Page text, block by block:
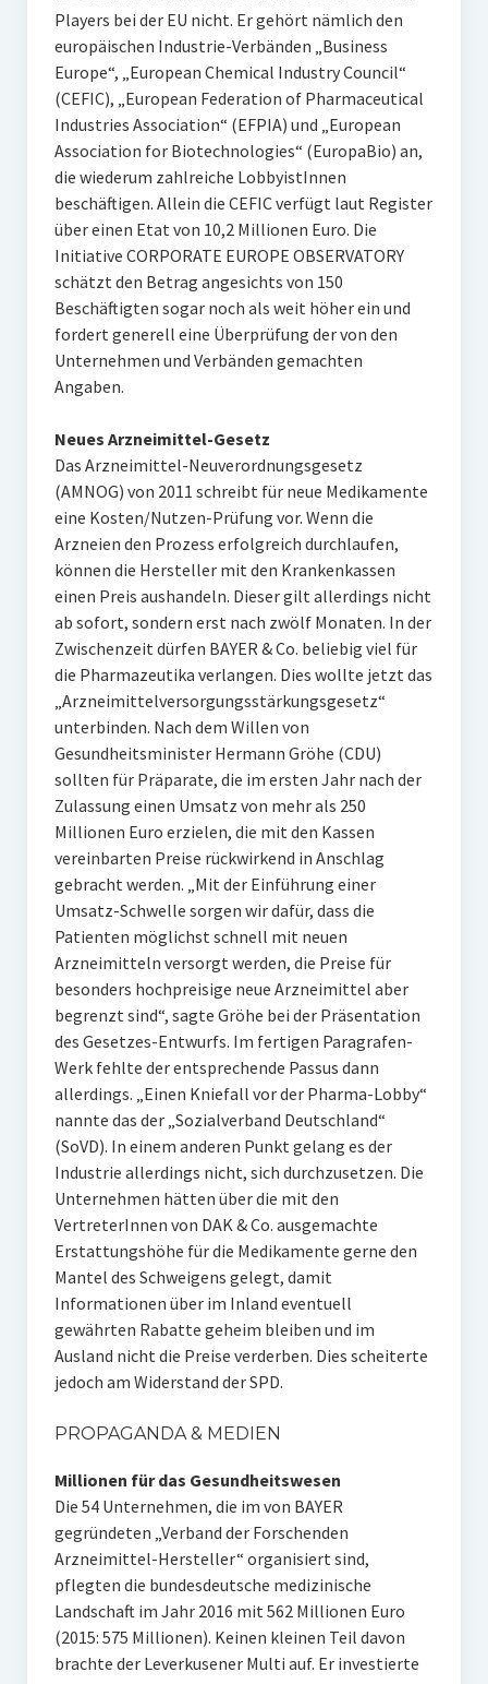
Players bei der EU nicht. Er gehört nämlich den
europäischen Industrie-Verbänden „Business
Europe“, „European Chemical Industry Council“
(CEFIC), „European Federation of Pharmaceutical
Industries Association“ (EFPIA) und „European
Association for Biotechnologies“ (EuropaBio) an,
die wiederum zahlreiche LobbyistInnen
beschäftigen. Allein die CEFIC verfügt laut Register
über einen Etat von 10,2 Millionen Euro. Die
Initiative CORPORATE EUROPE OBSERVATORY
schätzt den Betrag angesichts von 150
Beschäftigten sogar noch als weit höher ein und
fordert generell eine Überprüfung der von den
Unternehmen und Verbänden gemachten
Angaben.
Neues Arzneimittel-Gesetz
Das Arzneimittel-Neuverordnungsgesetz
(AMNOG) von 2011 schreibt für neue Medikamente
eine Kosten/Nutzen-Prüfung vor. Wenn die
Arzneien den Prozess erfolgreich durchlaufen,
können die Hersteller mit den Krankenkassen
einen Preis aushandeln. Dieser gilt allerdings nicht
ab sofort, sondern erst nach zwölf Monaten. In der
Zwischenzeit dürfen BAYER & Co. beliebig viel für
die Pharmazeutika verlangen. Dies wollte jetzt das
„Arzneimittelversorgungsstärkungsgesetz“
unterbinden. Nach dem Willen von
Gesundheitsminister Hermann Gröhe (CDU)
sollten für Präparate, die im ersten Jahr nach der
Zulassung einen Umsatz von mehr als 250
Millionen Euro erzielen, die mit den Kassen
vereinbarten Preise rückwirkend in Anschlag
gebracht werden. „Mit der Einführung einer
Umsatz-Schwelle sorgen wir dafür, dass die
Patienten möglichst schnell mit neuen
Arzneimitteln versorgt werden, die Preise für
besonders hochpreisige neue Arzneimittel aber
begrenzt sind“, sagte Gröhe bei der Präsentation
des Gesetzes-Entwurfs. Im fertigen Paragrafen-
Werk fehlte der entsprechende Passus dann
allerdings. „Einen Kniefall vor der Pharma-Lobby“
nannte das der „Sozialverband Deutschland“
(SoVD). In einem anderen Punkt gelang es der
Industrie allerdings nicht, sich durchzusetzen. Die
Unternehmen hätten über die mit den
VertreterInnen von DAK & Co. ausgemachte
Erstattungshöhe für die Medikamente gerne den
Mantel des Schweigens gelegt, damit
Informationen über im Inland eventuell
gewährten Rabatte geheim bleiben und im
Ausland nicht die Preise verderben. Dies scheiterte
jedoch am Widerstand der SPD.
PROPAGANDA & MEDIEN
Millionen für das Gesundheitswesen
Die 54 Unternehmen, die im von BAYER
gegründeten „Verband der Forschenden
Arzneimittel-Hersteller“ organisiert sind,
pflegten die bundesdeutsche medizinische
Landschaft im Jahr 2016 mit 562 Millionen Euro
(2015: 575 Millionen). Keinen kleinen Teil davon
brachte der Leverkusener Multi auf. Er investierte